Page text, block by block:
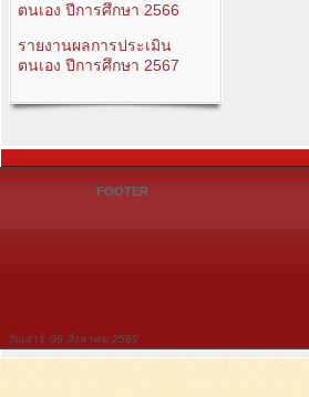
ตนเอง ปีการศึกษา 2566
รายงานผลการประเมิน
ตนเอง ปีการศึกษา 2567
FOOTER
วันเสาร์, 08 สิงหาคม 2569